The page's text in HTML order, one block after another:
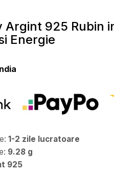
Argint 925 Rubin
Energie
: 1-2 zile lucratoare
: 9.28 g
925